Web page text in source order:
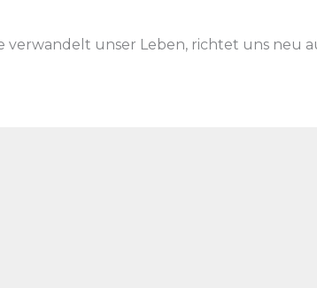
verwandelt unser Leben, richtet uns neu